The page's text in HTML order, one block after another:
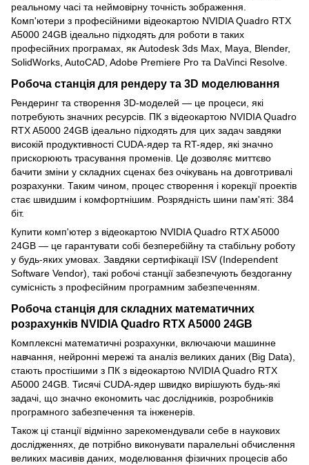
реальному часі та неймовірну точність зображення.
Комп'ютери з професійними відеокартою NVIDIA Quadro RTX
A5000 24GB ідеально підходять для роботи в таких
професійних програмах, як Autodesk 3ds Max, Maya, Blender,
SolidWorks, AutoCAD, Adobe Premiere Pro та DaVinci Resolve.
Робоча станція для рендеру та 3D моделювання
Рендеринг та створення 3D-моделей — це процеси, які
потребують значних ресурсів. ПК з відеокартою NVIDIA Quadro
RTX A5000 24GB ідеально підходять для цих задач завдяки
високій продуктивності CUDA-ядер та RT-ядер, які значно
прискорюють трасування променів. Це дозволяє миттєво
бачити зміни у складних сценах без очікувань на довготривалі
розрахунки. Таким чином, процес створення і корекції проектів
стає швидшим і комфортнішим. Розрядність шини пам'яті: 384
біт.
Купити комп'ютер з відеокартою NVIDIA Quadro RTX A5000
24GB — це гарантувати собі безперебійну та стабільну роботу
у будь-яких умовах. Завдяки сертифікації ISV (Independent
Software Vendor), такі робочі станції забезпечують бездоганну
сумісність з професійним програмним забезпеченням.
Робоча станція для складних математичних
розрахунків NVIDIA Quadro RTX A5000 24GB
Комплексні математичні розрахунки, включаючи машинне
навчання, нейронні мережі та аналіз великих даних (Big Data),
стають простішими з ПК з відеокартою NVIDIA Quadro RTX
A5000 24GB. Тисячі CUDA-ядер швидко вирішують будь-які
задачі, що значно економить час дослідників, розробників
програмного забезпечення та інженерів.
Також ці станції відмінно зарекомендували себе в наукових
дослідженнях, де потрібно виконувати паралельні обчислення
великих масивів даних, моделювання фізичних процесів або